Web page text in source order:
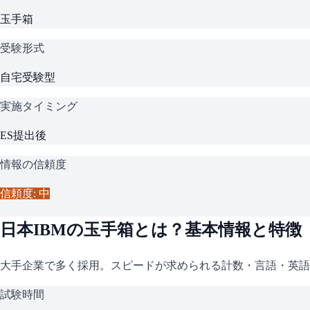
玉手箱
受験形式
自宅受験型
実施タイミング
ES提出後
情報の信頼度
信頼度: 中
日本IBMの玉手箱とは？基本情報と特徴
大手企業で多く採用。スピードが求められる計数・言語・英
試験時間